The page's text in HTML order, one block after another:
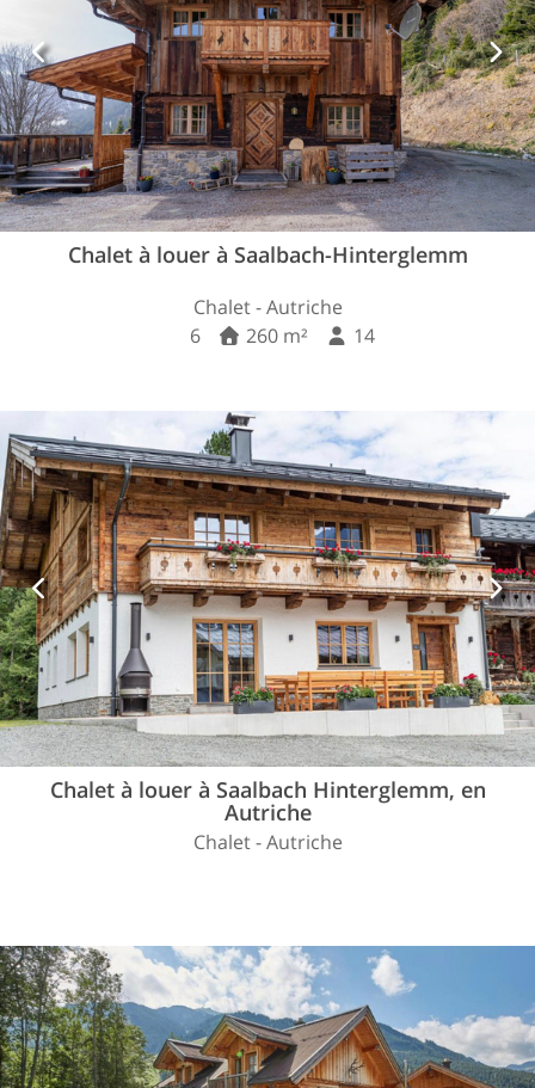
Chalet à louer à Saalbach-Hinterglemm
Chalet - Autriche
6
260 m² 14
Chalet à louer à Saalbach Hinterglemm, en
Autriche
Chalet - Autriche